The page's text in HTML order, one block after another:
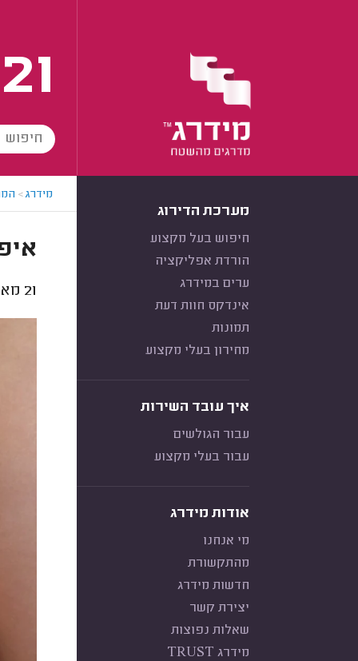
מערכת הדירוג
חיפוש בעל מקצוע
הורדת אפליקציה
ערים במידרג
אינדקס חוות דעת
תמונות
מחירון בעלי מקצוע
איך עובד השירות
עבור הגולשים
עבור בעלי מקצוע
אודות מידרג
מי אנחנו
מהתקשורת
חדשות מידרג
יצירת קשר
שאלות נפוצות
מידרג TRUST
מידרג>
21